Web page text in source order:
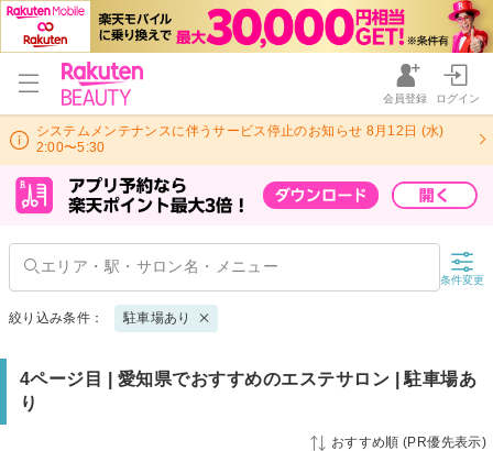
会員登録 ログイン
システムメンテナンスに伴うサービス停止のお知らせ 8月12日 (水)
2:00〜5:30
条件変更
絞り込み条件： 駐車場あり
4ページ目 | 愛知県でおすすめのエステサロン | 駐車場あ
り
おすすめ順 (PR優先表示)